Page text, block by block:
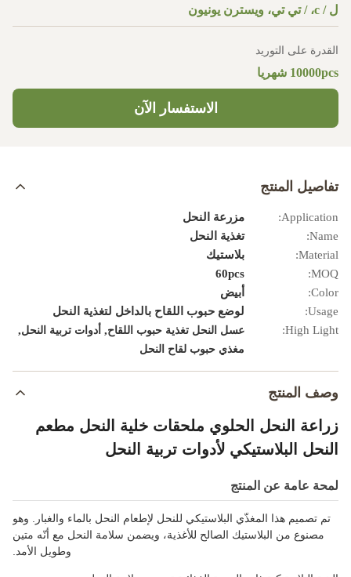
ل / c، / تي تي، ويسترن يونيون
القدرة على التوريد
10000pcs شهريا
الاستفسار الآن
تفاصيل المنتج
Application:
مزرعة النحل
Name:
تغذية النحل
Material:
بلاستيك
MOQ:
60pcs
Color:
أبيض
Usage:
لوضع حبوب اللقاح بالداخل لتغذية النحل
High Light:
عسل النحل تغذية حبوب اللقاح, أدوات تربية النحل,
مغذي حبوب لقاح النحل
وصف المنتج
زراعة النحل الحلوي ملحقات خلية النحل مطعم
النحل البلاستيكي لأدوات تربية النحل
لمحة عامة عن المنتج
تم تصميم هذا المغذّي البلاستيكي للنحل لإطعام النحل بالماء والغبار. وهو
مصنوع من البلاستيك الصالح للأغذية، ويضمن سلامة النحل مع أنّه متين
وطويل الأمد.